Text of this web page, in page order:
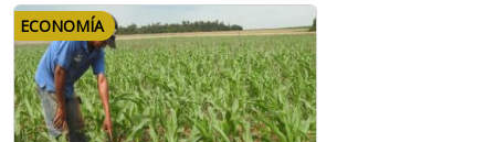
ECONOMÍA